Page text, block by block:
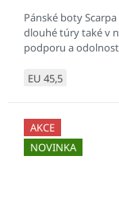
Pánské boty Scarpa
dlouhé túry také v
podporu a
EU 45,5
AKCE
NOVINKA